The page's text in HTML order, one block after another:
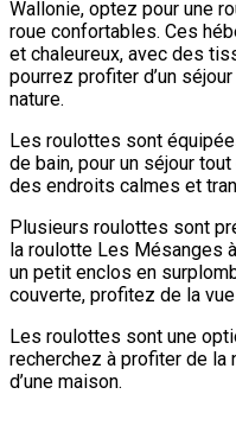
Wallonie, optez pour une
roue confortables. Ces
et chaleureux, avec des
pourrez profiter d’un
nature.
Les roulottes sont
de bain, pour un séjour
des endroits calmes et
Plusieurs roulottes sont
la roulotte Les Mésanges
un petit enclos en
couverte, profitez de la
Les roulottes sont une
recherchez à profiter de la
d’une maison.